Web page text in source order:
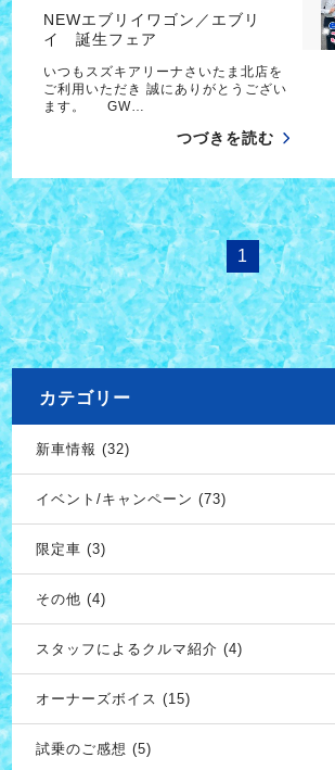
NEWエブリイワゴン／エブリ
イ 誕生フェア
いつもスズキアリーナさいたま北店を
ご利用いただき 誠にありがとうござい
ます。 GW…
つづきを読む
1
カテゴリー
新車情報 (32)
イベント/キャンペーン (73)
限定車 (3)
その他 (4)
スタッフによるクルマ紹介 (4)
オーナーズボイス (15)
試乗のご感想 (5)